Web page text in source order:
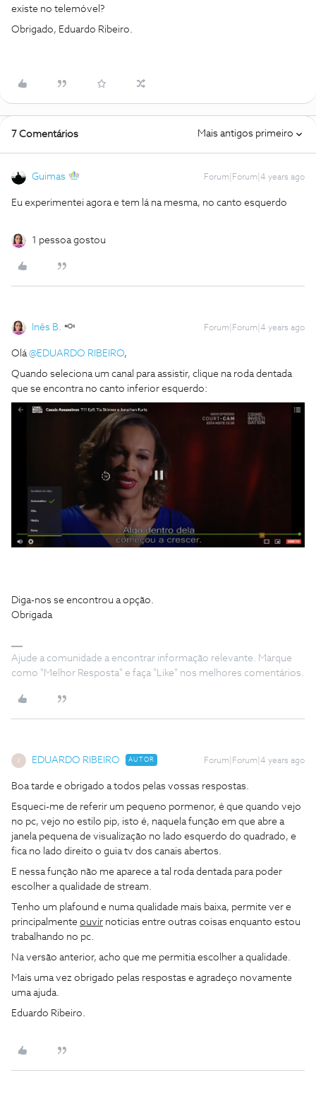
existe no telemóvel?
Obrigado, Eduardo Ribeiro.
7 Comentários Mais antigos primeiro
Guimas Forum|Forum|4 years ago
Eu experimentei agora e tem lá na mesma, no canto esquerdo
1 pessoa gostou
Inês B. Forum|Forum|4 years ago
Olá@EDUARDO RIBEIRO,
Quando seleciona um canal para assistir, clique na roda dentada
que se encontra no canto inferior esquerdo:
Diga-nos se encontrou a opção.
Obrigada
Ajude a comunidade a encontrar informação relevante. Marque
como "Melhor Resposta" e faça "Like" nos melhores comentários.
EDUARDO RIBEIRO AUTOR Forum|Forum|4 years ago
Boa tarde e obrigado a todos pelas vossas respostas.
Esqueci-me de referir um pequeno pormenor, é que quando vejo
no pc, vejo no estilo pip, isto é, naquela função em que abre a
janela pequena de visualização no lado esquerdo do quadrado, e
fica no lado direito o guia tv dos canais abertos.
E nessa função não me aparece a tal roda dentada para poder
escolher a qualidade de stream.
Tenho um plafound e numa qualidade mais baixa, permite ver e
principalmente ouvir noticias entre outras coisas enquanto estou
trabalhando no pc.
Na versão anterior, acho que me permitia escolher a qualidade.
Mais uma vez obrigado pelas respostas e agradeço novamente
uma ajuda.
Eduardo Ribeiro.